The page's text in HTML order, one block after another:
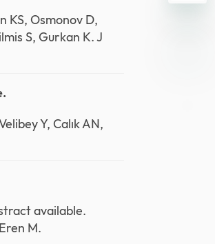
KS, Osmonov D,
S, Gurkan K. J
Y, Calık AN,
available.
M.